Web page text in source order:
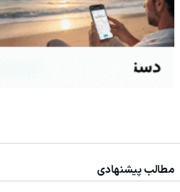
مطالب پیشنهادی